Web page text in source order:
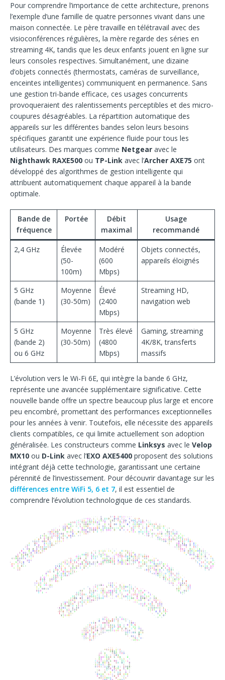
Pour comprendre l’importance de cette architecture, prenons
l’exemple d’une famille de quatre personnes vivant dans une
maison connectée. Le père travaille en télétravail avec des
visioconférences régulières, la mère regarde des séries en
streaming 4K, tandis que les deux enfants jouent en ligne sur
leurs consoles respectives. Simultanément, une dizaine
d’objets connectés (thermostats, caméras de surveillance,
enceintes intelligentes) communiquent en permanence. Sans
une gestion tri-bande efficace, ces usages concurrents
provoqueraient des ralentissements perceptibles et des micro-
coupures désagréables. La répartition automatique des
appareils sur les différentes bandes selon leurs besoins
spécifiques garantit une expérience fluide pour tous les
utilisateurs. Des marques comme Netgear avec le
Nighthawk RAXE500 ou TP-Link avec l’Archer AXE75 ont
développé des algorithmes de gestion intelligente qui
attribuent automatiquement chaque appareil à la bande
optimale.
Bande de
fréquence
Portée
Débit
maximal
Usage
recommandé
2,4 GHz
Élevée
(50-
100m)
Modéré
(600
Mbps)
Objets connectés,
appareils éloignés
5 GHz
(bande 1)
Moyenne
(30-50m)
Élevé
(2400
Mbps)
Streaming HD,
navigation web
5 GHz
(bande 2)
ou 6 GHz
Moyenne
(30-50m)
Très élevé
(4800
Mbps)
Gaming, streaming
4K/8K, transferts
massifs
L’évolution vers le Wi-Fi 6E, qui intègre la bande 6 GHz,
représente une avancée supplémentaire significative. Cette
nouvelle bande offre un spectre beaucoup plus large et encore
peu encombré, promettant des performances exceptionnelles
pour les années à venir. Toutefois, elle nécessite des appareils
clients compatibles, ce qui limite actuellement son adoption
généralisée. Les constructeurs comme Linksys avec le Velop
MX10 ou D-Link avec l’EXO AXE5400 proposent des solutions
intégrant déjà cette technologie, garantissant une certaine
pérennité de l’investissement. Pour découvrir davantage sur les
différences entre WiFi 5, 6 et 7, il est essentiel de
comprendre l’évolution technologique de ces standards.